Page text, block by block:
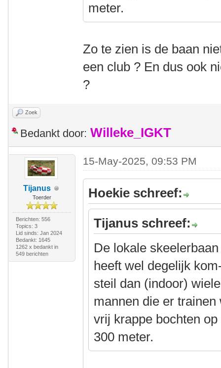
meter.
Zo te zien is de baan
een club ? En dus ook
?
Zoek
Bedankt door: Willeke_IGKT
Tijanus
Toerder
Berichten: 556
Topics: 3
Lid sinds: Jan 2024
Bedankt: 1645
1262 x bedankt in
549 berichten
15-May-2025, 09:53 PM
Hoekie schreef:
Tijanus schreef:
De lokale
heeft wel degelijk
steil dan (indoor)
mannen die er
vrij krappe bochten
300 meter.